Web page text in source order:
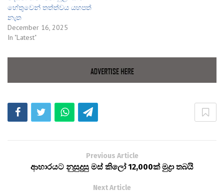
හේතුවෙන් තත්ත්වය යහපත්
නැත
December 16, 2025
In "Latest"
Previous Article
ආහාරයට නුසුදුසු මස් කිලෝ 12,000ක් මුද්‍රා තබයි
Next Article